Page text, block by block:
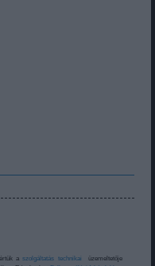
értük aszolgáltatás technikai üzemeltetője